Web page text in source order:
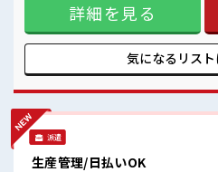
ストレス解消☆
残業はほとんどありません！
なければ基本的に自由！ (
があるので、 毎日の服装
働ける≫ 福利厚生が整った派遣の
気 女性が多めの職場です
見！ 髪型自由な職場！ 休
詳細を見る
気になるリスト
派遣
生産管理/日払いOK